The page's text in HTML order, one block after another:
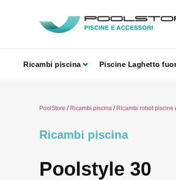
Ricambi piscina Piscine Laghetto
PoolStore / Ricambi piscina/ Ricambi robot piscine
Ricambi piscina
Poolstyle 30